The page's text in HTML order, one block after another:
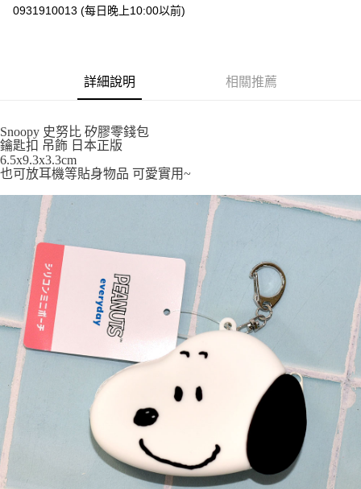
運送方式
付款後全家取貨
7-11取貨付款
每筆NT$65，滿NT$999(含以上)免運費
每筆NT$65，滿NT$999(含以上)免運費
宅配
每筆NT$100，滿NT$999(含以上)免運費
0931910013 (每日晚上10:00以前)
詳細說明 相關推薦
Snoopy 史努比 矽膠零錢包
鑰匙扣 吊飾 日本正版
6.5x9.3x3.3cm
也可放耳機等貼身物品 可愛實用~